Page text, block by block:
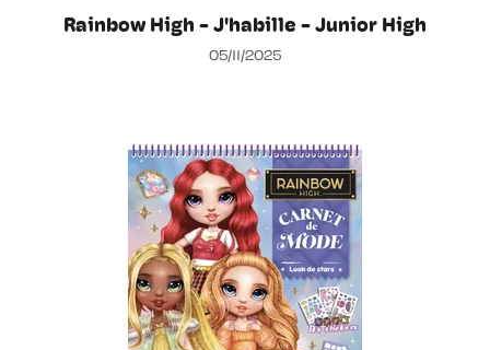
Rainbow High - J'habille - Junior High
05/11/2025